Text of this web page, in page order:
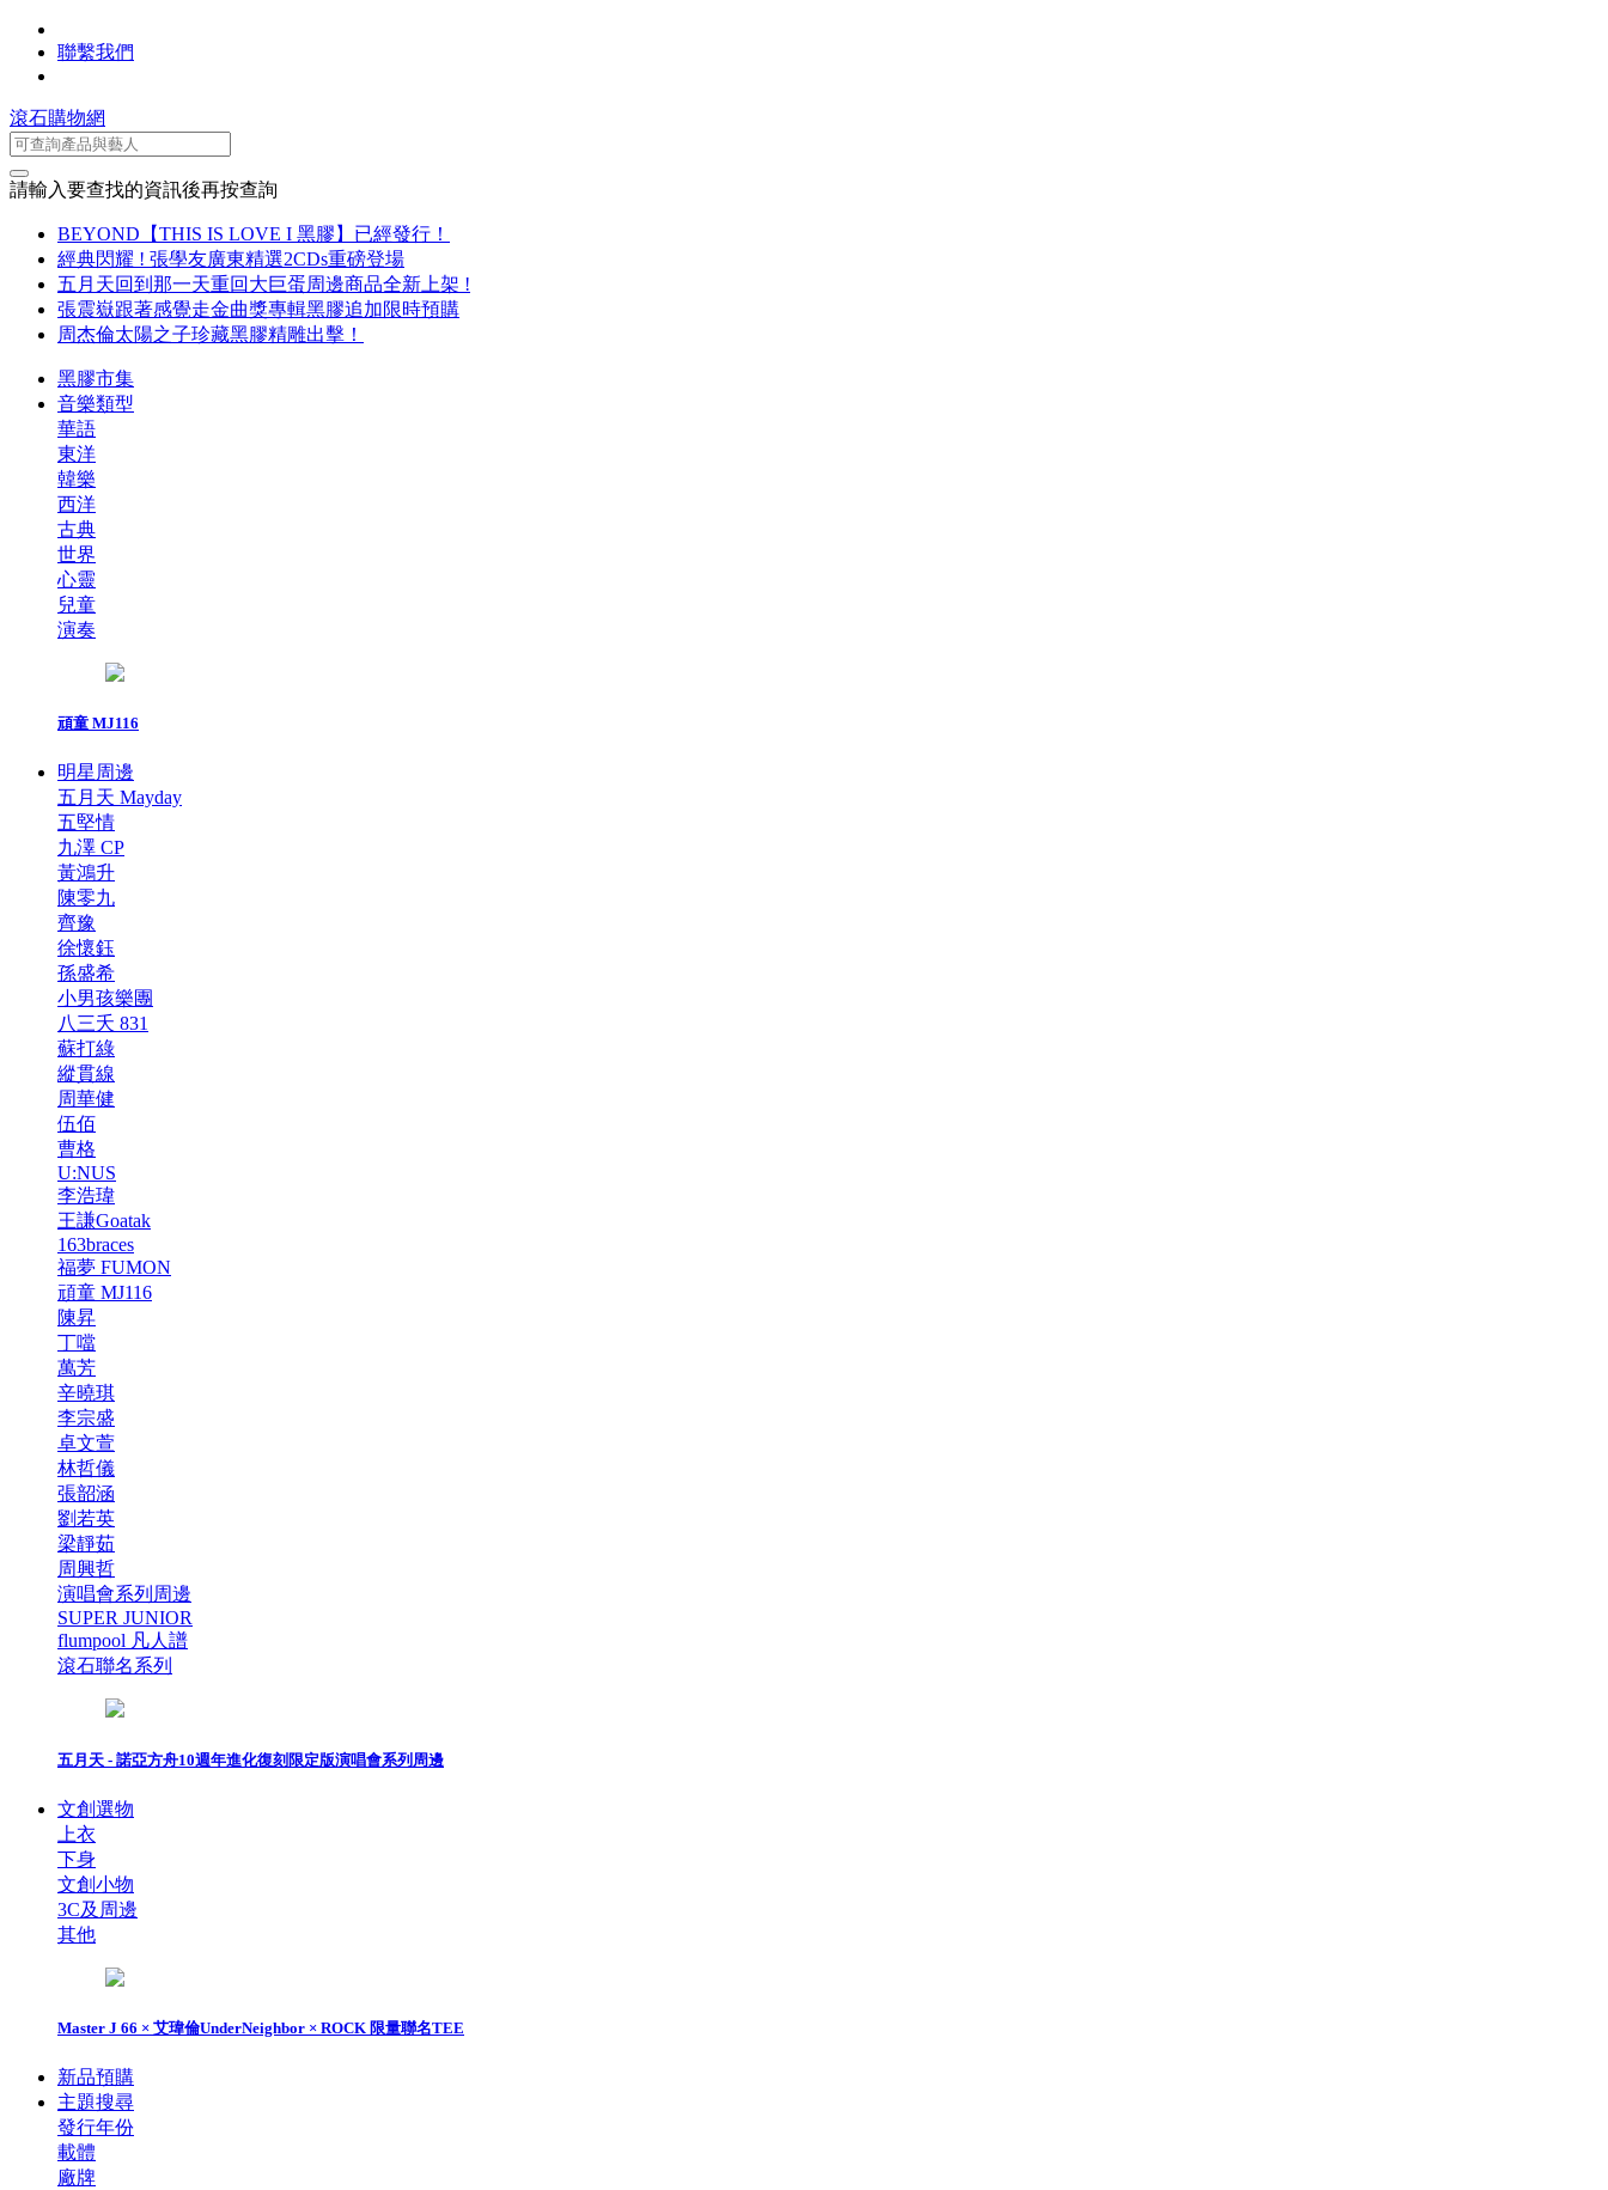
聯繫我們
滾石購物網
請輸入要查找的資訊後再按查詢
BEYOND【THIS IS LOVE I 黑膠】已經發行！
經典閃耀 ! 張學友廣東精選2CDs重磅登場
五月天回到那一天重回大巨蛋周邊商品全新上架 !
張震嶽跟著感覺走金曲獎專輯黑膠追加限時預購
周杰倫太陽之子珍藏黑膠精雕出擊！
黑膠市集
音樂類型
華語
東洋
韓樂
西洋
古典
世界
心靈
兒童
演奏
頑童 MJ116
明星周邊
五月天 Mayday
五堅情
九澤 CP
黃鴻升
陳零九
齊豫
徐懷鈺
孫盛希
小男孩樂團
八三夭 831
蘇打綠
縱貫線
周華健
伍佰
曹格
U:NUS
李浩瑋
王謙Goatak
163braces
福夢 FUMON
頑童 MJ116
陳昇
丁噹
萬芳
辛曉琪
李宗盛
卓文萱
林哲儀
張韶涵
劉若英
梁靜茹
周興哲
演唱會系列周邊
SUPER JUNIOR
flumpool 凡人譜
滾石聯名系列
五月天 - 諾亞方舟10週年進化復刻限定版演唱會系列周邊
文創選物
上衣
下身
文創小物
3C及周邊
其他
Master J 66 × 艾瑋倫UnderNeighbor × ROCK 限量聯名TEE
新品預購
主題搜尋
發行年份
載體
廠牌